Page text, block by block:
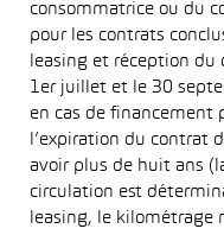
consommatrice ou du
pour les contrats
leasing et réception
1er juillet et le 30
en cas de financement
l’expiration du contrat
avoir plus de huit ans
circulation est
leasing, le kilométrage